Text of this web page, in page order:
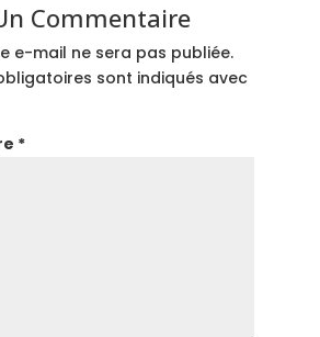
Commentaire
e-mail ne sera pas publiée.
sont indiqués avec
*